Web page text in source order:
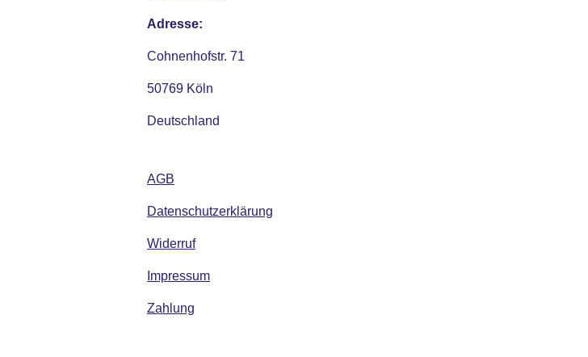
Adresse:
Cohnenhofstr. 71
50769 Köln
Deutschland
AGB
Datenschutzerklärung
Widerruf
Impressum
Zahlung